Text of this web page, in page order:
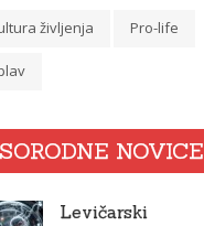
življenja Pro-life
SORODNE NOVICE
Levičarski